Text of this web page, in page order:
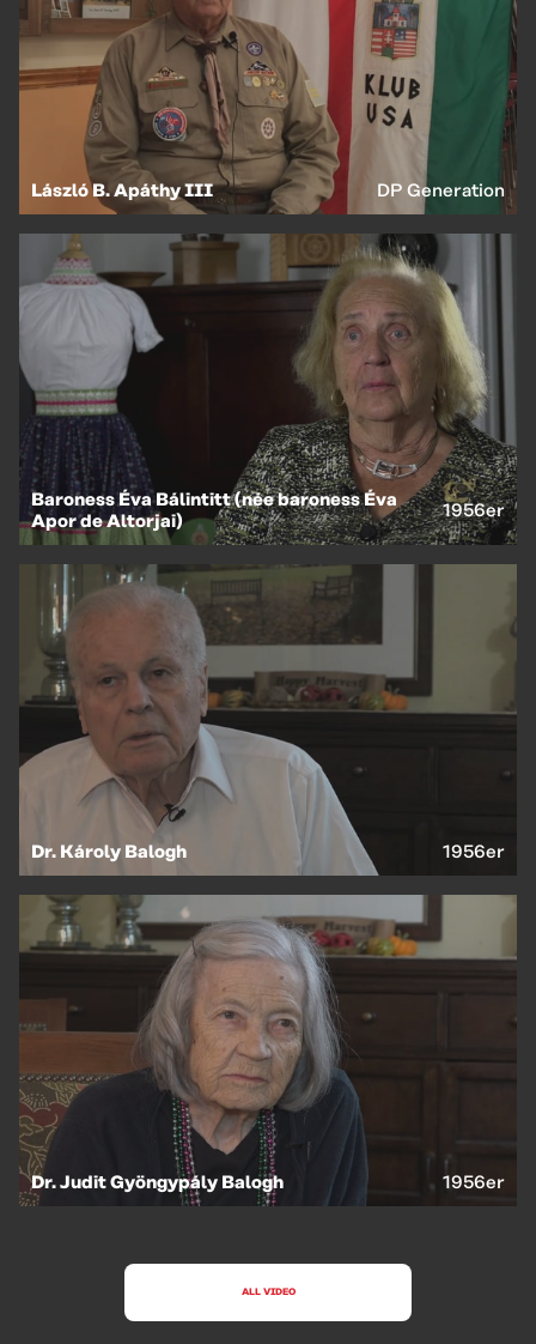
EN
László B. Apáthy III DP Generation
Baroness Éva Bálintitt (née baroness Éva
Apor de Altorjai)
1956er
Dr. Károly Balogh 1956er
Dr. Judit Gyöngypály Balogh 1956er
ALL VIDEO